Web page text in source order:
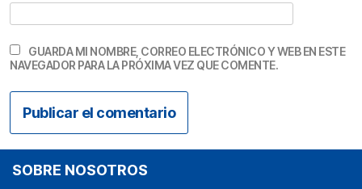
GUARDA MI NOMBRE, CORREO ELECTRÓNICO Y WEB EN ESTE
NAVEGADOR PARA LA PRÓXIMA VEZ QUE COMENTE.
SOBRE NOSOTROS